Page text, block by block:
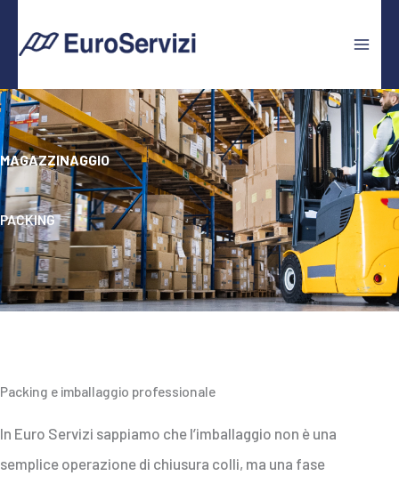
contenuto
MAGAZZINAGGIO
PACKING
Packing e imballaggio professionale
In Euro Servizi sappiamo che l’imballaggio non è una
semplice operazione di chiusura colli, ma una fase